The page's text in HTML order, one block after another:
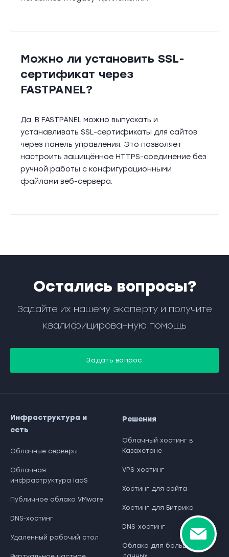
Можно ли установить SSL-
сертификат через
FASTPANEL?
Да. В FASTPANEL можно выпускать и
устанавливать SSL-сертификаты для сайтов
через панель управления. Это позволяет
настроить защищённое HTTPS-соединение без
ручной работы с конфигурационными
файлами веб-сервера.
Остались вопросы?
Задайте их нашему эксперту и получите
квалифицированную помощь
Задать вопрос
Инфраструктура и
сеть
Облачные серверы
Облачная
инфраструктура IaaS
Публичное облако VMware
DNS-хостинг
Удаленный рабочий стол
Решения
Облачный хостинг в
Казахстане
VPS-хостинг
Хостинг для сайта
Хостинг для Битрикс
DNS-хостинг
Облако для больших